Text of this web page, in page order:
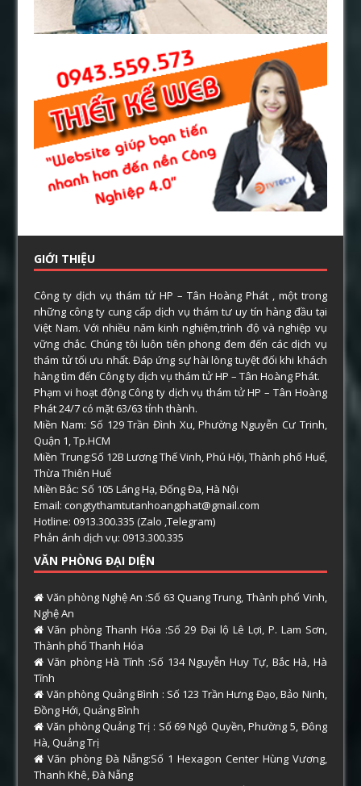
GIỚI THIỆU
Công ty dịch vụ thám tử HP – Tân Hoàng Phát , một trong
những công ty cung cấp dịch vụ thám tư uy tín hàng đầu tại
Việt Nam. Với nhiều năm kinh nghiệm,trình độ và nghiệp vụ
vững chắc. Chúng tôi luôn tiên phong đem đến các dịch vụ
thám tử tối ưu nhất. Đáp ứng sự hài lòng tuyệt đối khi khách
hàng tìm đến Công ty dịch vụ thám tử HP – Tân Hoàng Phát.
Phạm vi hoạt động Công ty dịch vụ thám tử HP – Tân Hoàng
Phát 24/7 có mặt 63/63 tỉnh thành.
Miền Nam: Số 129 Trần Đình Xu, Phường Nguyễn Cư Trinh,
Quận 1, Tp.HCM
Miền Trung:Số 12B Lương Thế Vinh, Phú Hội, Thành phố Huế,
Thừa Thiên Huế
Miền Bắc: Số 105 Láng Hạ, Đống Đa, Hà Nội
Email: congtythamtutanhoangphat@gmail.com
Hotline: 0913.300.335 (Zalo ,Telegram)
Phản ánh dịch vụ: 0913.300.335
VĂN PHÒNG ĐẠI DIỆN
Văn phòng Nghệ An :Số 63 Quang Trung, Thành phố Vinh,
Nghệ An
Văn phòng Thanh Hóa :Số 29 Đại lộ Lê Lợi, P. Lam Sơn,
Thành phố Thanh Hóa
Văn phòng Hà Tĩnh :Số 134 Nguyễn Huy Tự, Bắc Hà, Hà
Tĩnh
Văn phòng Quảng Bình : Số 123 Trần Hưng Đạo, Bảo Ninh,
Đồng Hới, Quảng Bình
Văn phòng Quảng Trị : Số 69 Ngô Quyền, Phường 5, Đông
Hà, Quảng Trị
Văn phòng Đà Nẵng:Số 1 Hexagon Center Hùng Vương,
Thanh Khê, Đà Nẵng